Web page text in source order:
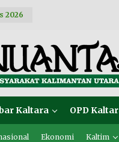
2026
Kaltara OPD
Ekonomi Kaltim